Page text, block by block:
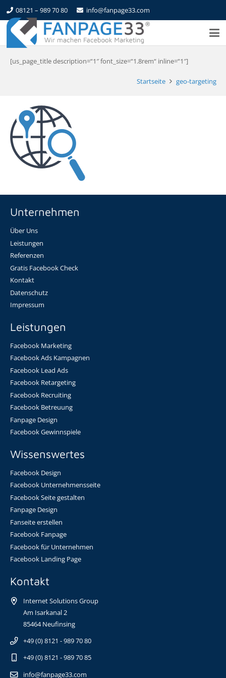
08121 – 989 70 80 info@fanpage33.com
[us_page_title description=“1″ font_size=“1.8rem“ inline=“1″]
Startseite geo-targeting
Unternehmen
Über Uns
Leistungen
Referenzen
Gratis Facebook Check
Kontakt
Datenschutz
Impressum
Leistungen
Facebook Marketing
Facebook Ads Kampagnen
Facebook Lead Ads
Facebook Retargeting
Facebook Recruiting
Facebook Betreuung
Fanpage Design
Facebook Gewinnspiele
Wissenswertes
Facebook Design
Facebook Unternehmensseite
Facebook Seite gestalten
Fanpage Design
Fanseite erstellen
Facebook Fanpage
Facebook für Unternehmen
Facebook Landing Page
Kontakt
Internet Solutions Group
Am Isarkanal 2
85464 Neufinsing
+49 (0) 8121 - 989 70 80
+49 (0) 8121 - 989 70 85
info@fanpage33.com